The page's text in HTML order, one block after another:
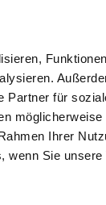
Partner für
Ihrer
wenn Sie
ANGEBOTE